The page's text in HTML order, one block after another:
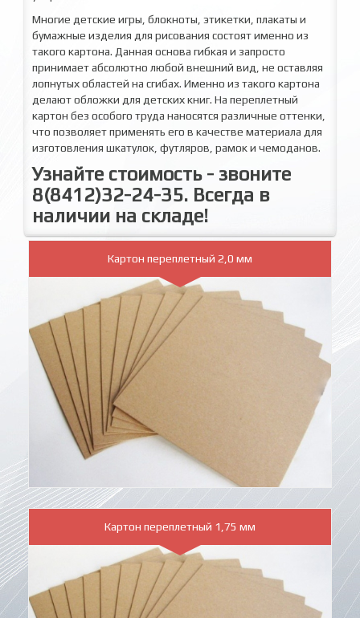
Многие детские игры, блокноты, этикетки, плакаты и
бумажные изделия для рисования состоят именно из
такого картона. Данная основа гибкая и запросто
принимает абсолютно любой внешний вид, не оставляя
лопнутых областей на сгибах. Именно из такого картона
делают обложки для детских книг. На переплетный
картон без особого труда наносятся различные оттенки,
что позволяет применять его в качестве материала для
изготовления шкатулок, футляров, рамок и чемоданов.
Узнайте стоимость - звоните
8(8412)32-24-35. Всегда в
наличии на складе!
Картон переплетный 2,0 мм
Картон переплетный 1,75 мм